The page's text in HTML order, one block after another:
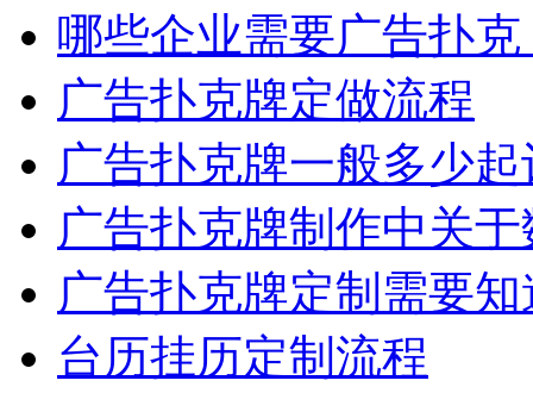
哪些企业需要广告扑
广告扑克牌定做流程
广告扑克牌一般多少起
广告扑克牌制作中关
广告扑克牌定制需要
台历挂历定制流程